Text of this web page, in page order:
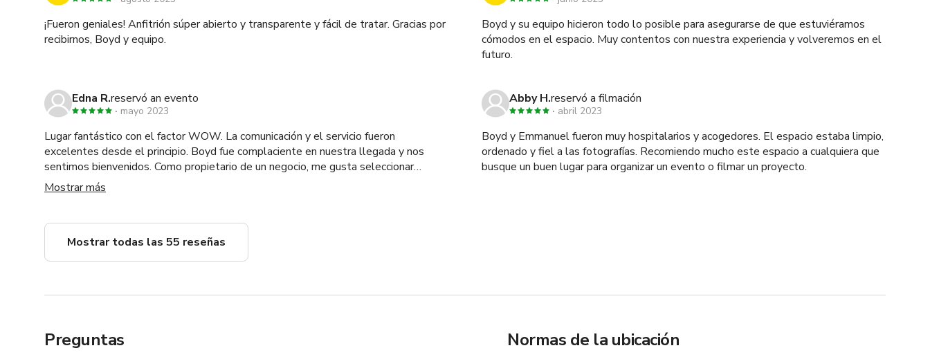
¡Fueron geniales! Anfitrión súper abierto y transparente y fácil de tratar. Gracias por
recibirnos, Boyd y equipo.
Boyd y su equipo hicieron todo lo posible para asegurarse de que estuviéramos
cómodos en el espacio. Muy contentos con nuestra experiencia y volveremos en el
futuro.
Edna R.reservó an evento
mayo 2023
Lugar fantástico con el factor WOW. La comunicación y el servicio fueron
excelentes desde el principio. Boyd fue complaciente en nuestra llegada y nos
sentimos bienvenidos. Como propietario de un negocio, me gusta seleccionar
cuidadosamente lugares únicos. Era importante para mí encontrar un lugar que se
alineara con quienes somos como empresa. El primer día de nuestro programa es
que queríamos proyectar en nuestros clientes. ¡Mi cliente volverá en 2024!
Mostrar más
Abby H.reservó a filmación
abril 2023
Boyd y Emmanuel fueron muy hospitalarios y acogedores. El espacio estaba limpio,
ordenado y fiel a las fotografías. Recomiendo mucho este espacio a cualquiera que
busque un buen lugar para organizar un evento o filmar un proyecto.
Mostrar todas las 55 reseñas
Preguntas Normas de la ubicación